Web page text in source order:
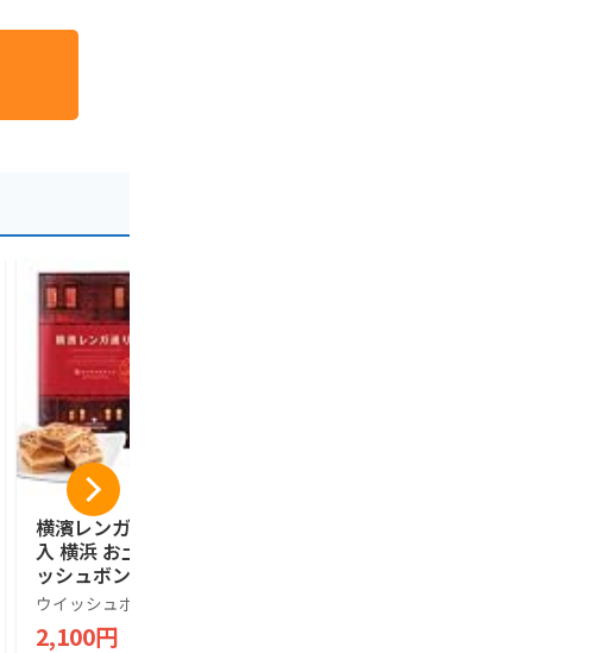
横濱レンガ通り12個
入 横浜 お土産 ウイ
ッシュボン お取り寄
せ ギフト 贈答用 お
菓子 焼菓子 お年賀
お中元 お歳暮 帰省
ウイッシュボン
2,100円